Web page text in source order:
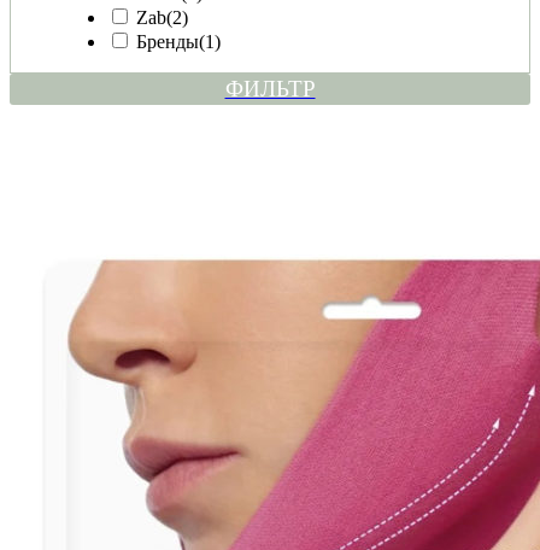
Zab(2)
Бренды(1)
ФИЛЬТР